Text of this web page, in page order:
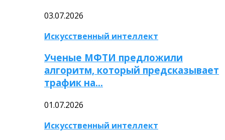
03.07.2026
Искусственный интеллект
Ученые МФТИ предложили
алгоритм, который предсказывает
трафик на…
01.07.2026
Искусственный интеллект